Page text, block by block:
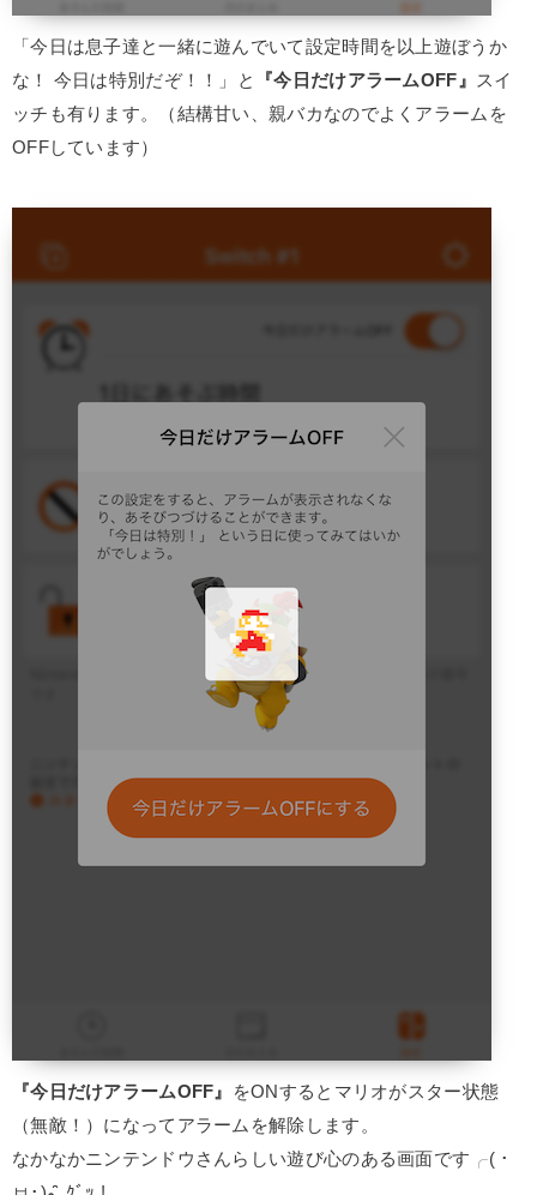
「今日は息子達と一緒に遊んでいて設定時間を以上遊ぼうか
な！ 今日は特別だぞ！！」と
『今日だけアラームOFF』
スイ
ッチも有ります。（結構甘い、親バカなのでよくアラームを
OFFしています）
『今日だけアラームOFF』
をONするとマリオがスター状態
（無敵！）になってアラームを解除します。
なかなかニンテンドウさんらしい遊び心のある画面です╭( ･